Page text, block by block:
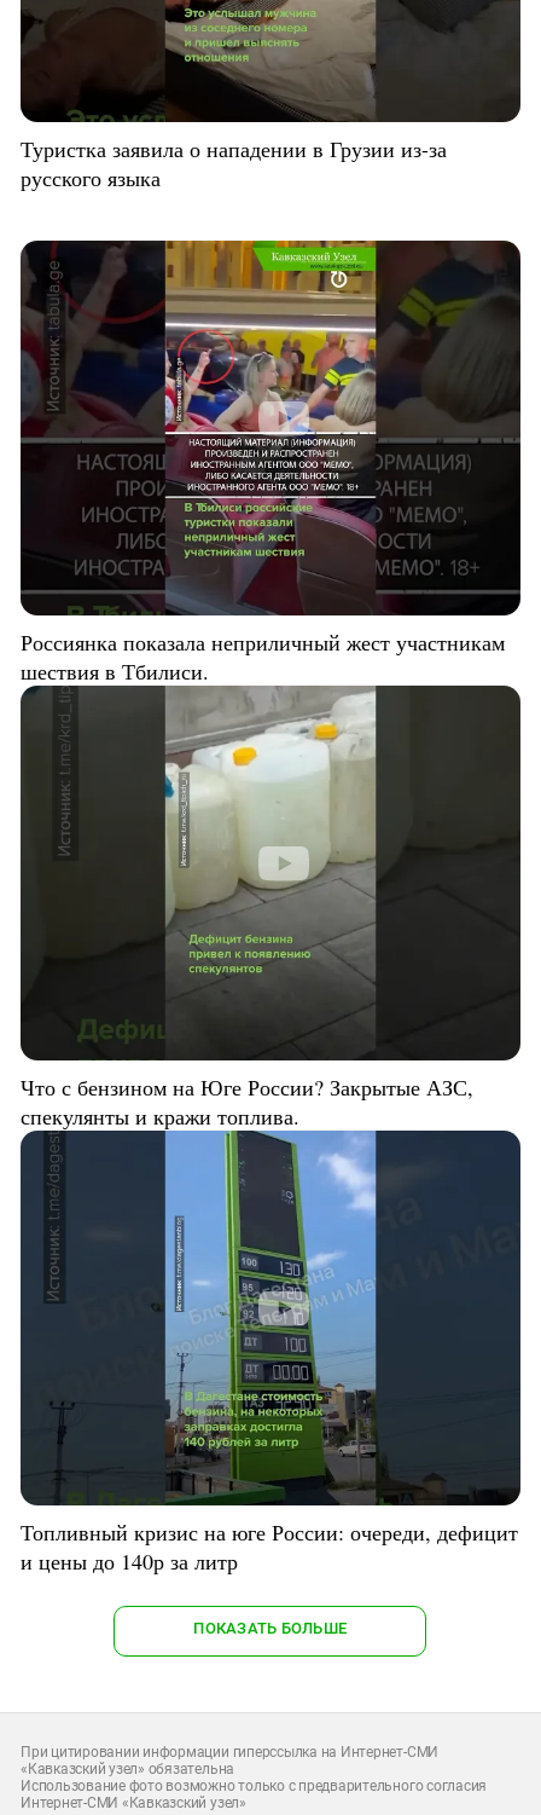
Туристка заявила о нападении в Грузии из-за
русского языка
Россиянка показала неприличный жест участникам
шествия в Тбилиси.
Что с бензином на Юге России? Закрытые АЗС,
спекулянты и кражи топлива.
Топливный кризис на юге России: очереди, дефицит
и цены до 140р за литр
ПОКАЗАТЬ БОЛЬШЕ
При цитировании информации гиперссылка на Интернет-СМИ
«Кавказский узел» обязательна
Использование фото возможно только с предварительного согласия
Интернет-СМИ «Кавказский узел»